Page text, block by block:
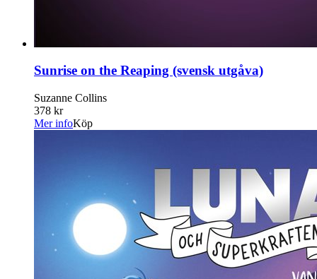
Sunrise on the Reaping (svensk utgåva)
Suzanne Collins
378 kr
Mer infoKöp